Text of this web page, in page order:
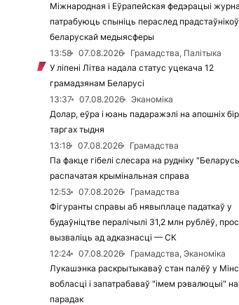
Міжнародная і Еўрапейская федэрацыі
патрабуюць спыніць пераслед прадстаўнікоў
беларускай медыясферы
13:58
07.08.2026
Грамадства, Палітыка
У ліпені Літва надала статус уцекача 12
грамадзянам Беларусі
13:37
07.08.2026
Эканоміка
Долар, еўра і юань падаражэлі на апошніх
таргах тыдня
13:18
07.08.2026
Грамадства
Па факце гібелі слесара на рудніку
распачатая крымінальная справа
12:53
07.08.2026
Грамадства
Фігуранты справы аб нявыплаце падаткаў у
будаўніцтве пералічылі 31,2 млн рублёў,
вызваліць ад адказнасці — СК
12:24
07.08.2026
Грамадства, Эканоміка
Лукашэнка раскрытыкаваў стан палёў у
вобласці і запатрабаваў "імем рэвалюцыі"
парадак